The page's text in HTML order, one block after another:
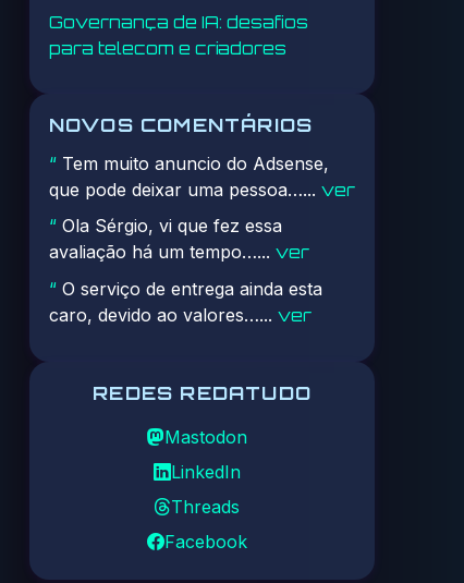
Governança de IA: desafios
para telecom e criadores
NOVOS COMENTÁRIOS
“Tem muito anuncio do Adsense,
que pode deixar uma pessoa…... ver
“Ola Sérgio, vi que fez essa
avaliação há um tempo…... ver
“O serviço de entrega ainda esta
caro, devido ao valores…... ver
REDES REDATUDO
Mastodon
LinkedIn
Threads
Facebook